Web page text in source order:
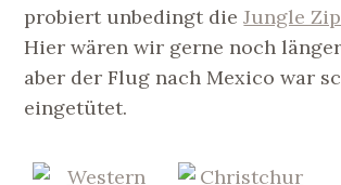
probiert unbedingt dieJungle
Hier wären wir gerne noch
aber der Flug nach Mexico war
eingetütet.